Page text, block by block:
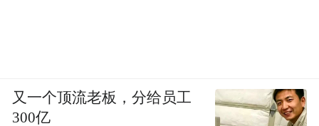
又一个顶流老板，分给员工
300亿